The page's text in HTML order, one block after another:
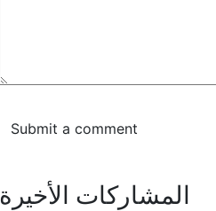
المشاركات الأخيرة